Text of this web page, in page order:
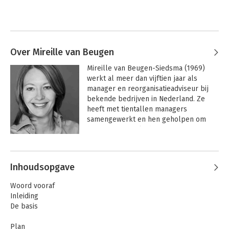
Over Mireille van Beugen
Mireille van Beugen-Siedsma (1969)
werkt al meer dan vijftien jaar als
manager en reorganisatieadviseur bij
bekende bedrijven in Nederland. Ze
heeft met tientallen managers
samengewerkt en hen geholpen om
medeoprichter van de succesvolle
Inhoudsopgave
Woord vooraf
Inleiding
De basis
Plan